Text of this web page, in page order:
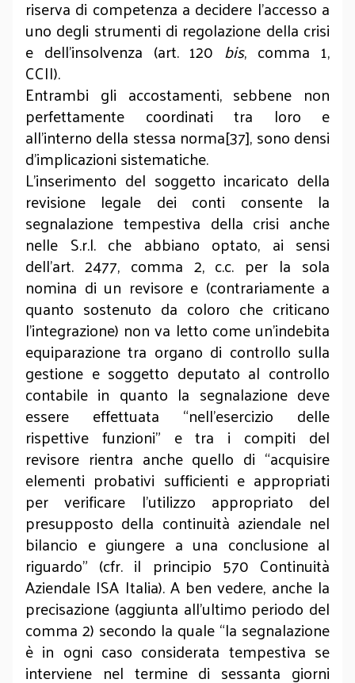
riserva di competenza a decidere l’accesso a
uno degli strumenti di regolazione della crisi
e dell’insolvenza (art. 120 bis, comma 1,
CCII).
Entrambi gli accostamenti, sebbene non
perfettamente coordinati tra loro e
all’interno della stessa norma[37], sono densi
d’implicazioni sistematiche.
L’inserimento del soggetto incaricato della
revisione legale dei conti consente la
segnalazione tempestiva della crisi anche
nelle S.r.l. che abbiano optato, ai sensi
dell’art. 2477, comma 2, c.c. per la sola
nomina di un revisore e (contrariamente a
quanto sostenuto da coloro che criticano
l’integrazione) non va letto come un’indebita
equiparazione tra organo di controllo sulla
gestione e soggetto deputato al controllo
contabile in quanto la segnalazione deve
essere effettuata “nell’esercizio delle
rispettive funzioni” e tra i compiti del
revisore rientra anche quello di “acquisire
elementi probativi sufficienti e appropriati
per verificare l’utilizzo appropriato del
presupposto della continuità aziendale nel
bilancio e giungere a una conclusione al
riguardo” (cfr. il principio 570 Continuità
Aziendale ISA Italia). A ben vedere, anche la
precisazione (aggiunta all’ultimo periodo del
comma 2) secondo la quale “la segnalazione
è in ogni caso considerata tempestiva se
interviene nel termine di sessanta giorni